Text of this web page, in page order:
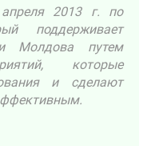
2013 г. по
поддерживает
Молдова путем
которые
и сделают